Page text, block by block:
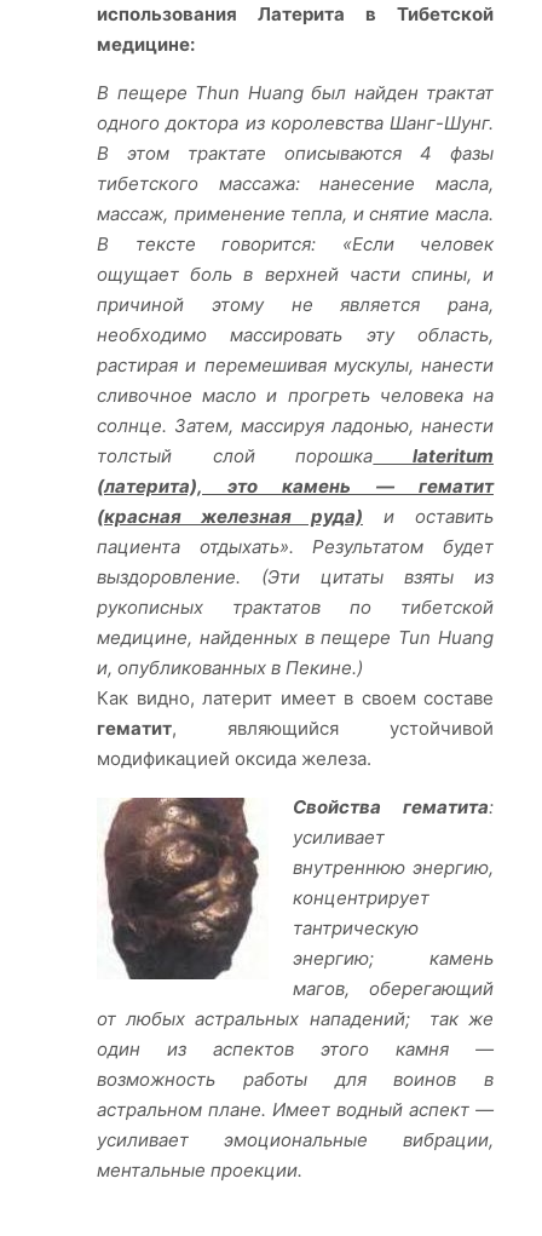
использования Латерита в Тибетской
медицине:
В пещере Thun Huang был найден трактат
одного доктора из королевства Шанг-Шунг.
В этом трактате описываются 4 фазы
тибетского массажа: нанесение масла,
массаж, применение тепла, и снятие масла.
В тексте говорится: «Если человек
ощущает боль в верхней части спины, и
причиной этому не является рана,
необходимо массировать эту область,
растирая и перемешивая мускулы, нанести
сливочное масло и прогреть человека на
солнце. Затем, массируя ладонью, нанести
толстый слой порошка lateritum
(латерита), это камень — гематит
(красная железная руда) и оставить
пациента отдыхать». Результатом будет
выздоровление. (Эти цитаты взяты из
рукописных трактатов по тибетской
медицине, найденных в пещере Tun Huang
и, опубликованных в Пекине.)
Как видно, латерит имеет в своем составе
гематит, являющийся устойчивой
модификацией оксида железа.
Свойства гематита:
усиливает
внутреннюю энергию,
концентрирует
тантрическую
энергию; камень
магов, оберегающий
от любых астральных нападений; так же
один из аспектов этого камня —
возможность работы для воинов в
астральном плане. Имеет водный аспект —
усиливает эмоциональные вибрации,
ментальные проекции.